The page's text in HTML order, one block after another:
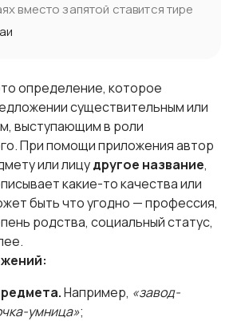
вместо запятой ставится тире
определение, которое
существительным или
выступающим в роли
При помощи приложения автор
или лицудругое название,
какие-то качества или
быть что угодно — профессия,
родства, социальный статус,
Например, «завод-
умница»;